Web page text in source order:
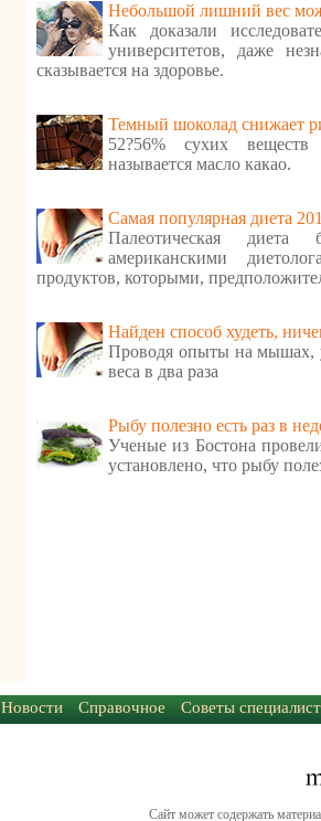
Небольшой лишний вес
Как доказали
университетов, даже
сказывается на здоровье.
Темный шоколад снижает
52?56% сухих
называется масло какао.
Самая популярная диета
Палеотическая диета
американскими
продуктов, которыми,
Найден способ худеть,
Проводя опыты на мышах,
веса в два раза
Рыбу полезно есть раз в
Ученые из Бостона
установлено, что рыбу
Новости Справочное Советы
Сайт может содержать